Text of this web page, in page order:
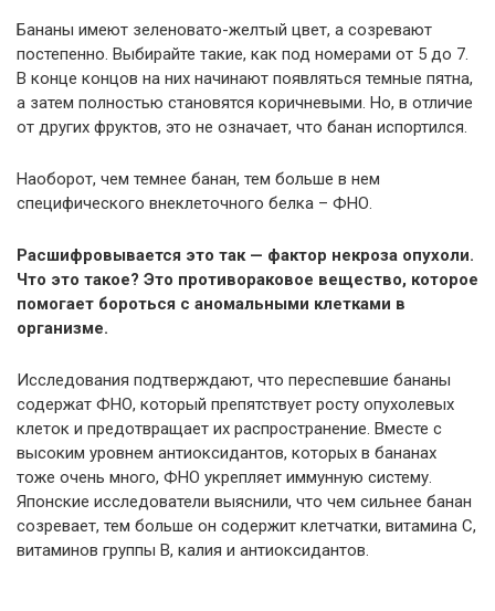
Бананы имеют зеленовато-желтый цвет, а созревают
постепенно. Выбирайте такие, как под номерами от 5 до 7.
В конце концов на них начинают появляться темные пятна,
а затем полностью становятся коричневыми. Но, в отличие
от других фруктов, это не означает, что банан испортился.
Наоборот, чем темнее банан, тем больше в нем
специфического внеклеточного белка – ФНО.
Расшифровывается это так — фактор некроза опухоли.
Что это такое? Это противораковое вещество, которое
помогает бороться с аномальными клетками в
организме.
Исследования подтверждают, что переспевшие бананы
содержат ФНО, который препятствует росту опухолевых
клеток и предотвращает их распространение. Вместе с
высоким уровнем антиоксидантов, которых в бананах
тоже очень много, ФНО укрепляет иммунную систему.
Японские исследователи выяснили, что чем сильнее банан
созревает, тем больше он содержит клетчатки, витамина С,
витаминов группы В, калия и антиоксидантов.